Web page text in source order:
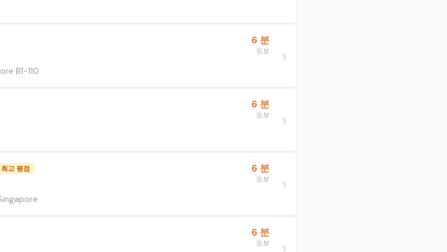
B1-110
6 분
도보
6 분
도보
최고 평점 6 분
도보
6 분
도보